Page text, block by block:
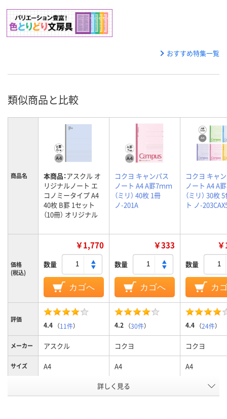
おすすめ特集一覧
類似商品と比較
商品名 本商品：アスクル オ
リジナルノート エ
コノミータイプ A4
40枚 B罫 1セット
（10冊） オリジナル
コクヨ キャンパス
ノート A4 A罫7ｍｍ
（ミリ） 40枚 1冊
ノ-201A
コクヨ キャ
ノート A4 A
（ミリ） 30枚
ト ノ-
価格
(税込)
￥1,770
数量
カゴへ
￥333
数量
カゴへ
数量
カ
評価
4.4 （11件） 4.2 （30件） 4.4 （24件）
メーカー アスクル コクヨ コクヨ
サイズ A4 A4 A4
横罫線
詳しく見る